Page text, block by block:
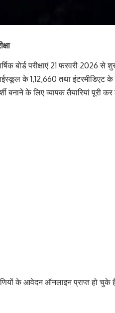
बोर्ड परीक्षाएं 21 फरवरी 2026 से
हाईस्कूल के 1,12,660 तथा इंटरमीडिएट
बनाने के लिए व्यापक तैयारियां पूरी
के आवेदन ऑनलाइन प्राप्त हो